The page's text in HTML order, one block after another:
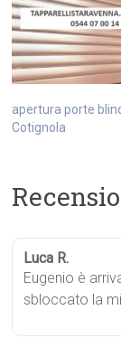
apertura porte
Cotignola
Luca R.
Eugenio è
sbloccato la